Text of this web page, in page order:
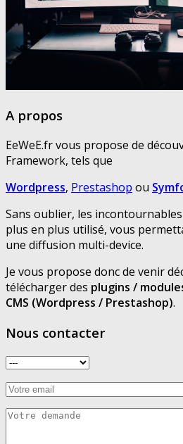
A propos
EeWeE.fr vous propose de
Framework, tels que
Wordpress, Prestashop ou
Sans oublier, les incontournables
plus en plus utilisé, vous
une diffusion multi-device.
Je vous propose donc de venir
télécharger des plugins /
CMS (Wordpress / Prestashop).
Nous contacter